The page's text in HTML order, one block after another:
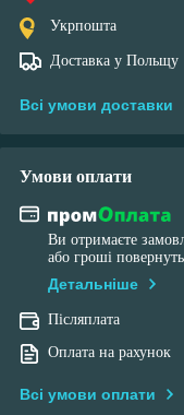
Укрпошта
Доставка у Польщу
Всі умови доставки
Умови оплати
Ви отримаєте
або гроші
Детальніше
Післяплата
Оплата на рахунок
Всі умови оплати